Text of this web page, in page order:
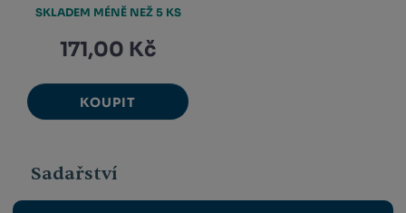
171,00 Kč
KOUPIT
SKLADEM MÉNĚ NEŽ 5 KS
Sadařství